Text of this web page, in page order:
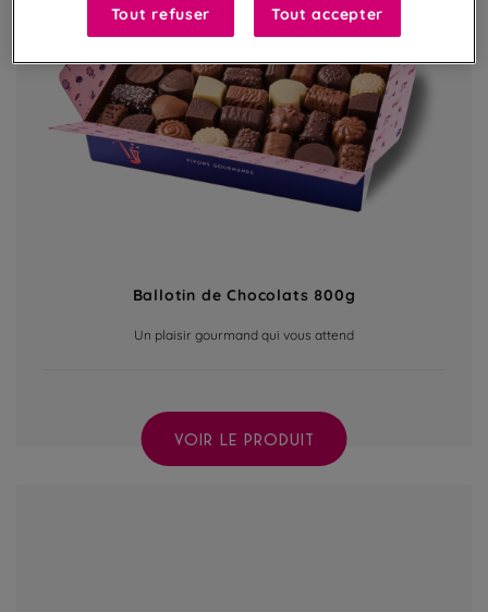
Ballotin de Chocolats 800g
Un plaisir gourmand qui vous attend
VOIR LE PRODUIT
Tout refuser Tout accepter